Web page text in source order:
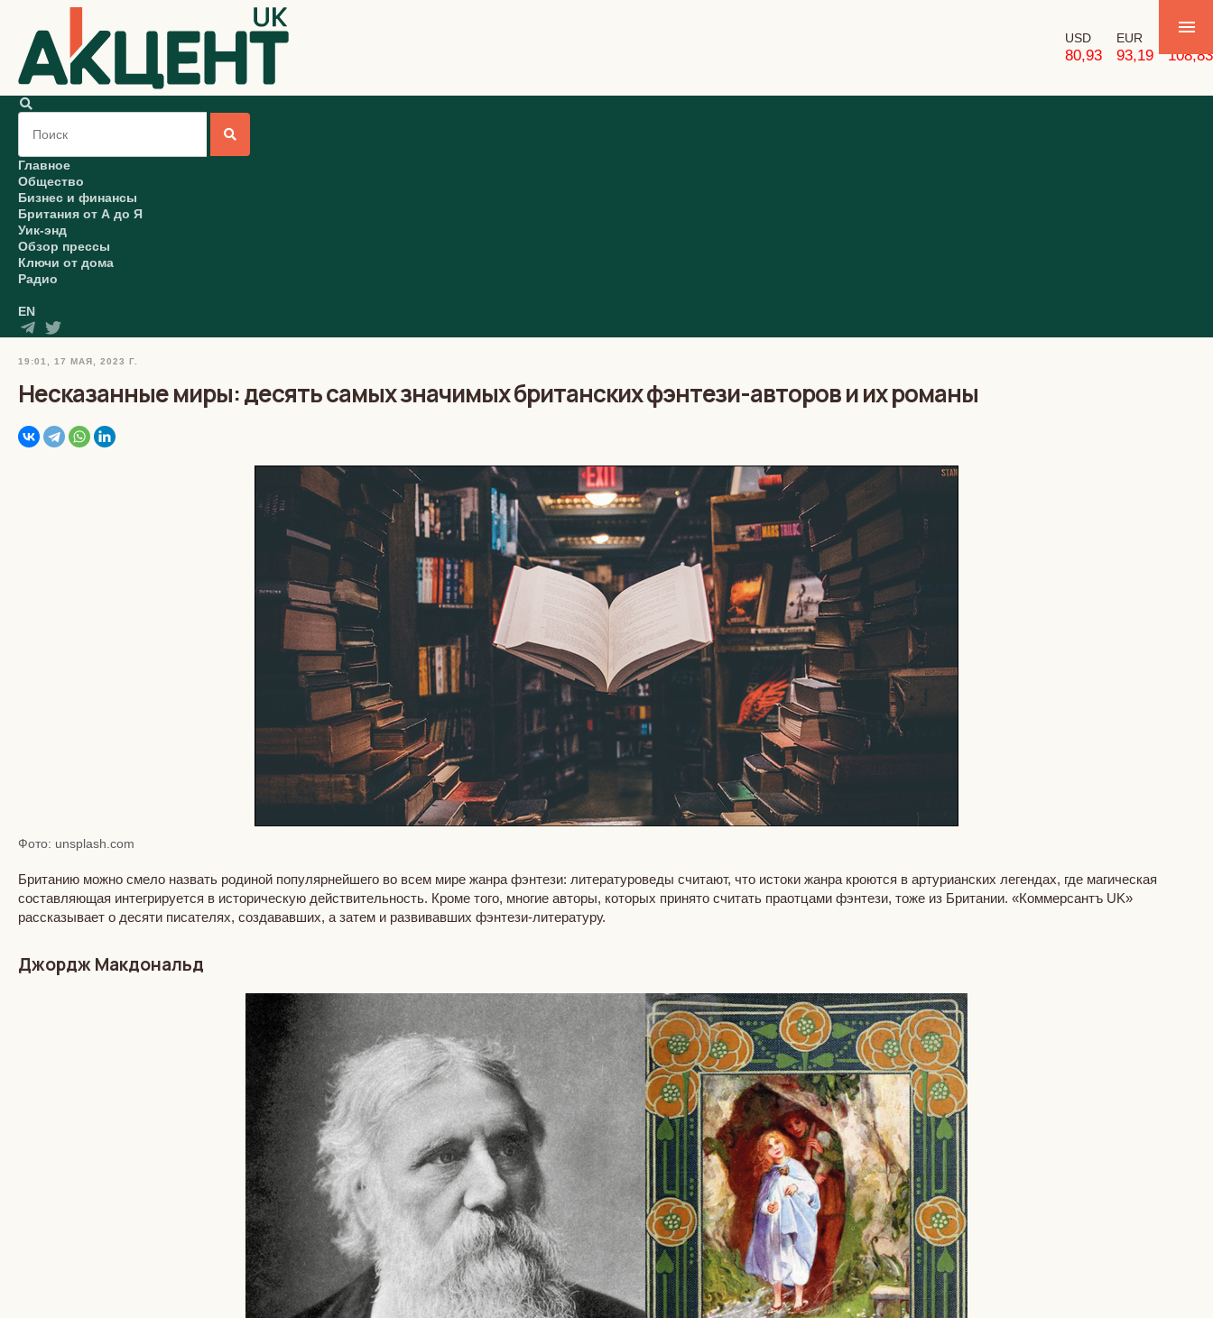
USD
80,93
EUR
93,19 108,83
Главное
Общество
Бизнес и финансы
Британия от А до Я
Уик-энд
Обзор прессы
Ключи от дома
Радио
EN
19:01, 17 МАЯ, 2023 Г.
Несказанные миры: десять самых значимых британских фэнтези-авторов и их романы
Фото: unsplash.com
Британию можно смело назвать родиной популярнейшего во всем мире жанра фэнтези: литературоведы считают, что истоки жанра кроются в артурианских легендах, где магическая
составляющая интегрируется в историческую действительность. Кроме того, многие авторы, которых принято считать праотцами фэнтези, тоже из Британии. «Коммерсантъ UK»
рассказывает о десяти писателях, создававших, а затем и развивавших фэнтези-литературу.
Джордж Макдональд